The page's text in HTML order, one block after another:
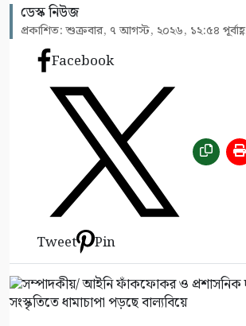
ডেস্ক নিউজ
প্রকাশিত: শুক্রবার, ৭ আগস্ট, ২০২৬, ১২:৫৪ পূর্বাহ্ণ
Facebook
Tweet Pin